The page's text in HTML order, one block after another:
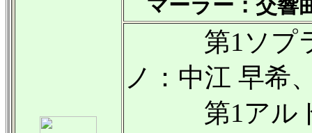
マーラー：交響
第1ソプラ
ノ：中江 早希
第1アルト